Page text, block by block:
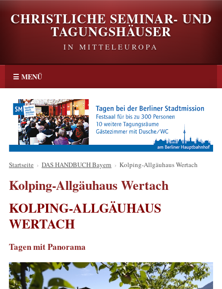
CHRISTLICHE SEMINAR- UND
TAGUNGSHÄUSER
IN MITTELEUROPA
☰ MENÜ
Startseite › DAS HANDBUCH Bayern › Kolping-Allgäuhaus Wertach
Kolping-Allgäuhaus Wertach
KOLPING-ALLGÄUHAUS
WERTACH
Tagen mit Panorama